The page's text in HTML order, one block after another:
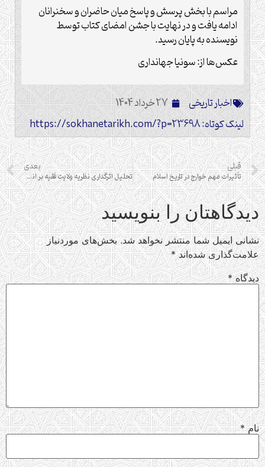
مراسم با بخش پرسش و پاسخ میان حاضران و سخنرانان
ادامه یافت و در نهایت با جشن امضای کتاب توسط
نویسنده به پایان رسید.
عکس‌ها از: سونیا جهانداری
اخبار تاریخی
27 خرداد 1404
لینک کوتاه: https://sokhanetarikh.com/?p=23698
قبلی
تأثیرات مهم خوارج در تاریخ اسلام
بعدی
تحلیل اثرگداری نظریه ولایت فقیه بر اندیشه مقاومت در خاورمیانه
دیدگاهتان را بنویسید
نشانی ایمیل شما منتشر نخواهد شد. بخش‌های موردنیاز
علامت‌گذاری شده‌اند*
دیدگاه*
نام*